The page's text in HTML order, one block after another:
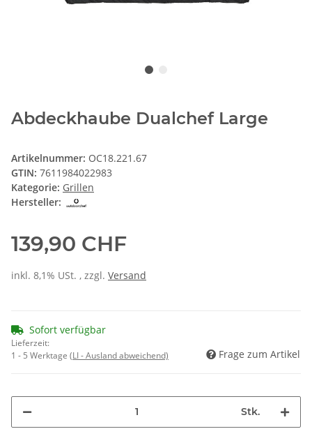
Abdeckhaube Dualchef Large
Artikelnummer: OC18.221.67
GTIN: 7611984022983
Kategorie: Grillen
Hersteller:
139,90 CHF
inkl. 8,1% USt. , zzgl. Versand
Sofort verfügbar
Lieferzeit:
1 - 5 Werktage (LI - Ausland abweichend) Frage zum Artikel
Stk.